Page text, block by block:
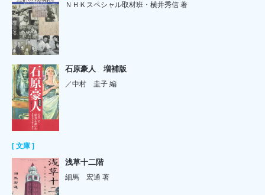
ＮＨＫスペシャル取材班・横井秀信 著
石原豪人 増補版
／中村 圭子 編
[ 文庫 ]
浅草十二階
細馬 宏通 著